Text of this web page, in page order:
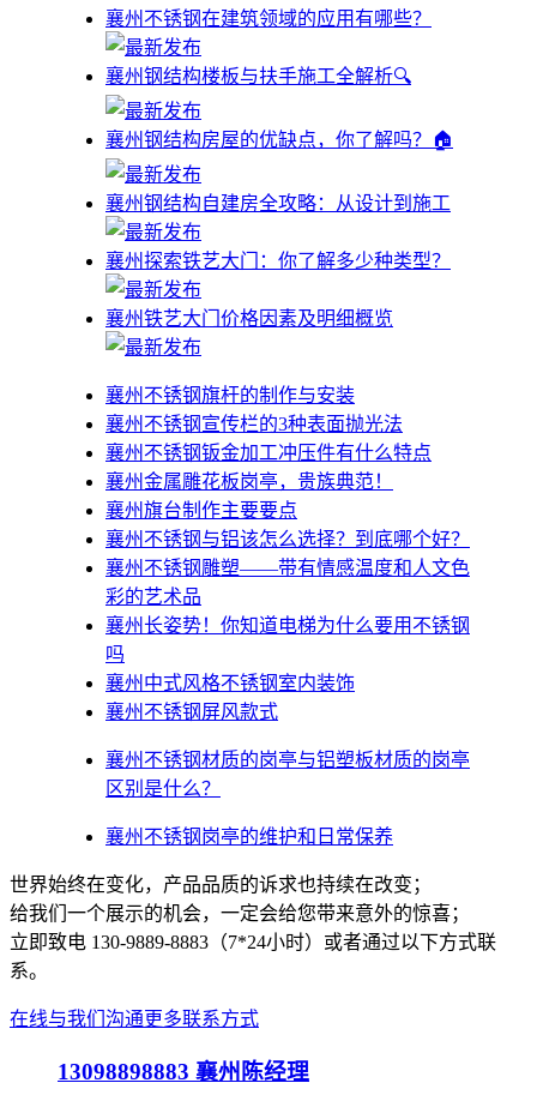
襄州不锈钢在建筑领域的应用有哪些？
襄州钢结构楼板与扶手施工全解析🔍
襄州钢结构房屋的优缺点，你了解吗？🏠
襄州钢结构自建房全攻略：从设计到施工
襄州探索铁艺大门：你了解多少种类型？
襄州铁艺大门价格因素及明细概览
襄州不锈钢旗杆的制作与安装
襄州不锈钢宣传栏的3种表面抛光法
襄州不锈钢钣金加工冲压件有什么特点
襄州金属雕花板岗亭，贵族典范！
襄州旗台制作主要要点
襄州不锈钢与铝该怎么选择？到底哪个好？
襄州不锈钢雕塑——带有情感温度和人文色
彩的艺术品
襄州​长姿势！你知道电梯为什么要用不锈钢
吗
襄州中式风格不锈钢室内装饰
襄州不锈钢屏风款式
襄州不锈钢材质的岗亭与铝塑板材质的岗亭
区别是什么？
襄州不锈钢岗亭的维护和日常保养
世界始终在变化，产品品质的诉求也持续在改变；
给我们一个展示的机会，一定会给您带来意外的惊喜；
立即致电 130-9889-8883（7*24小时）或者通过以下方式联
系。
在线与我们沟通更多联系方式
13098898883 襄州陈经理